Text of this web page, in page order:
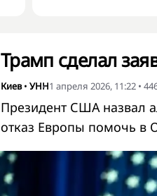
Трамп сделал
Киев• УНН1 апреля 2026, 11:22 •
Президент США назвал
отказ Европы помочь в